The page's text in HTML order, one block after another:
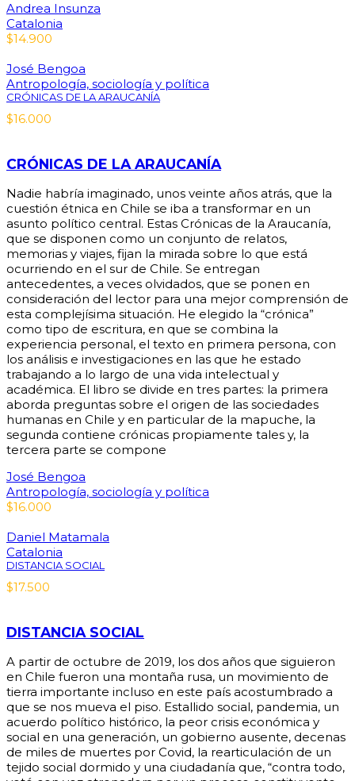
Andrea Insunza
Catalonia
$14.900
José Bengoa
Antropología, sociología y política
CRÓNICAS DE LA ARAUCANÍA
$16.000
CRÓNICAS DE LA ARAUCANÍA
Nadie habría imaginado, unos veinte años atrás, que la
cuestión étnica en Chile se iba a transformar en un
asunto político central. Estas Crónicas de la Araucanía,
que se disponen como un conjunto de relatos,
memorias y viajes, fijan la mirada sobre lo que está
ocurriendo en el sur de Chile. Se entregan
antecedentes, a veces olvidados, que se ponen en
consideración del lector para una mejor comprensión de
esta complejísima situación. He elegido la “crónica”
como tipo de escritura, en que se combina la
experiencia personal, el texto en primera persona, con
los análisis e investigaciones en las que he estado
trabajando a lo largo de una vida intelectual y
académica. El libro se divide en tres partes: la primera
aborda preguntas sobre el origen de las sociedades
humanas en Chile y en particular de la mapuche, la
segunda contiene crónicas propiamente tales y, la
tercera parte se compone
José Bengoa
Antropología, sociología y política
$16.000
Daniel Matamala
Catalonia
DISTANCIA SOCIAL
$17.500
DISTANCIA SOCIAL
A partir de octubre de 2019, los dos años que siguieron
en Chile fueron una montaña rusa, un movimiento de
tierra importante incluso en este país acostumbrado a
que se nos mueva el piso. Estallido social, pandemia, un
acuerdo político histórico, la peor crisis económica y
social en una generación, un gobierno ausente, decenas
de miles de muertes por Covid, la rearticulación de un
tejido social dormido y una ciudadanía que, “contra todo,